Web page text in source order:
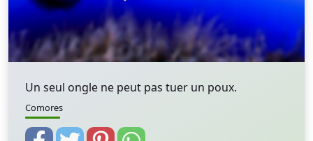
Un seul ongle ne peut pas tuer un poux.
Comores